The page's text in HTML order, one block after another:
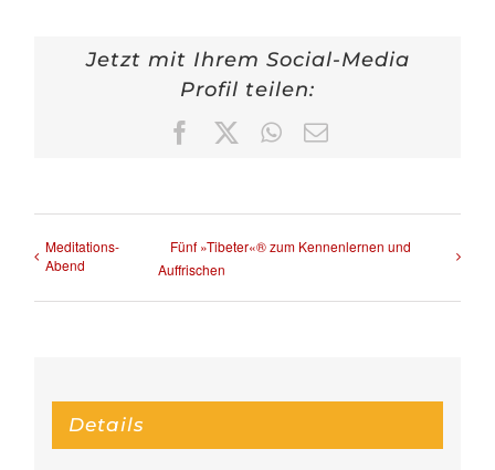
Jetzt mit Ihrem Social-Media
Profil teilen:
FacebookWhatsApp
E-
Meditations-
Abend
Fünf »Tibeter«® zum Kennenlernen und
Auffrischen
Details